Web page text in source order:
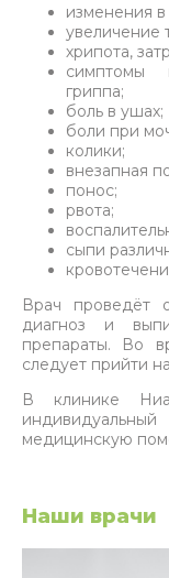
изменения
увеличение
хрипота,
симптомы
гриппа;
боль в ушах;
боли при
колики;
внезапная
понос;
рвота;
сыпи
Врач проведёт
диагноз и
препараты. Во
следует прийти
В клинике
медицинскую
Наши врачи